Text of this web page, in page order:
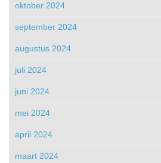
oktober 2024
september 2024
augustus 2024
juli 2024
juni 2024
mei 2024
april 2024
maart 2024